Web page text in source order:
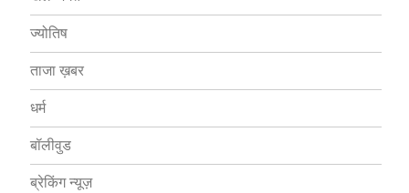
ज्योतिष
ताजा ख़बर
धर्म
बॉलीवुड
ब्रेकिंग न्यूज़